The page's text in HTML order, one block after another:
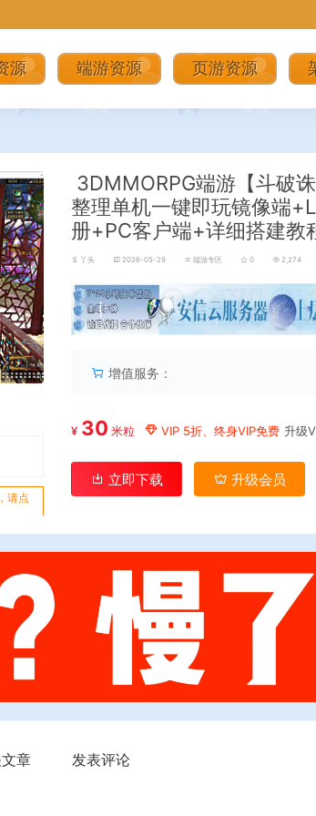
源 端游资源 页游资源
请点
3DMMORPG端游【斗破
整理单机一键即玩镜像端
册+PC客户端+详细搭建教
丫头 2026-05-29 端游专区 0 2,274
丨
增值服务：
¥ 30 米粒 VIP 5折、终身VIP免费 升级
立即下载 升级会员
章 发表评论